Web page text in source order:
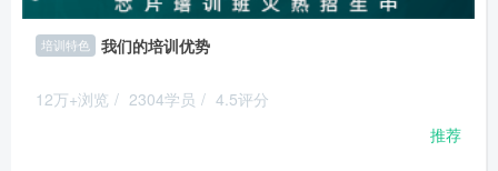
培训特色 我们的培训优势
12万+浏览 / 2304学员 / 4.5评分
推荐